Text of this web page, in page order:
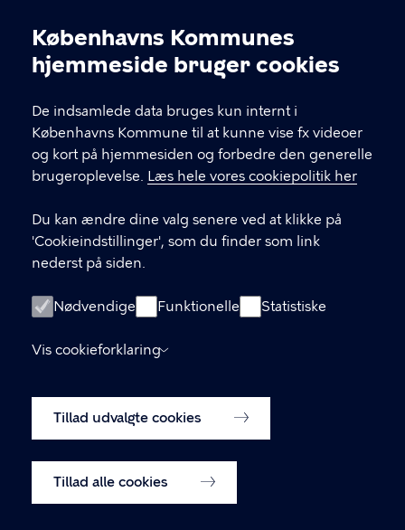
Cookieindstillinger
Københavns Kommunes
hjemmeside bruger cookies
De indsamlede data bruges kun internt i
Københavns Kommune til at kunne vise fx videoer
og kort på hjemmesiden og forbedre den generelle
brugeroplevelse. Læs hele vores cookiepolitik her
Du kan ændre dine valg senere ved at klikke på
'Cookieindstillinger', som du finder som link
nederst på siden.
Nødvendige Funktionelle Statistiske
Vis cookieforklaring
Tillad udvalgte cookies
Tillad alle cookies
Nikolaj Plads 10, 1067 København
nikolajkunsthal@kff.kk.dk
EAN: 5798009780331
LINKS
Kontakt
Facebook
Instagram
Linkedin
Cookiepolitik
Cookieindstillinger